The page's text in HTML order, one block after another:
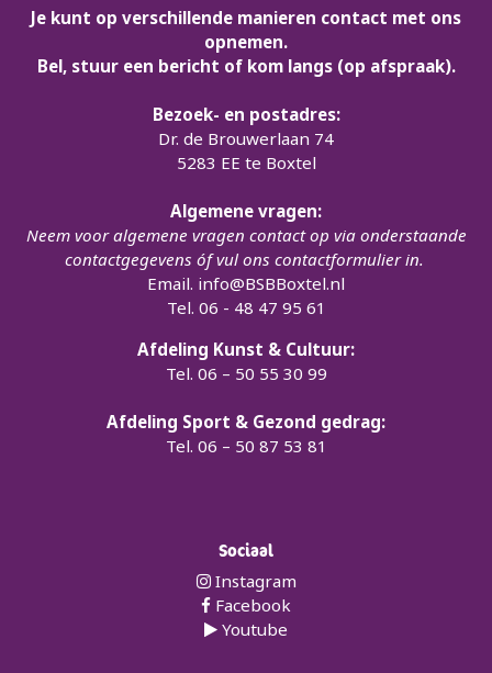
Je kunt op verschillende manieren contact met ons
opnemen.
Bel, stuur een bericht of kom langs (op afspraak).
Bezoek- en postadres:
Dr. de Brouwerlaan 74
5283 EE te Boxtel
Algemene vragen:
Neem voor algemene vragen contact op via onderstaande
contactgegevens óf vul ons contactformulier in.
Email. info@BSBBoxtel.nl
Tel. 06 - 48 47 95 61
Afdeling Kunst & Cultuur:
Tel. 06 – 50 55 30 99
Afdeling Sport & Gezond gedrag:
Tel. 06 – 50 87 53 81
Sociaal
Instagram
Facebook
Youtube